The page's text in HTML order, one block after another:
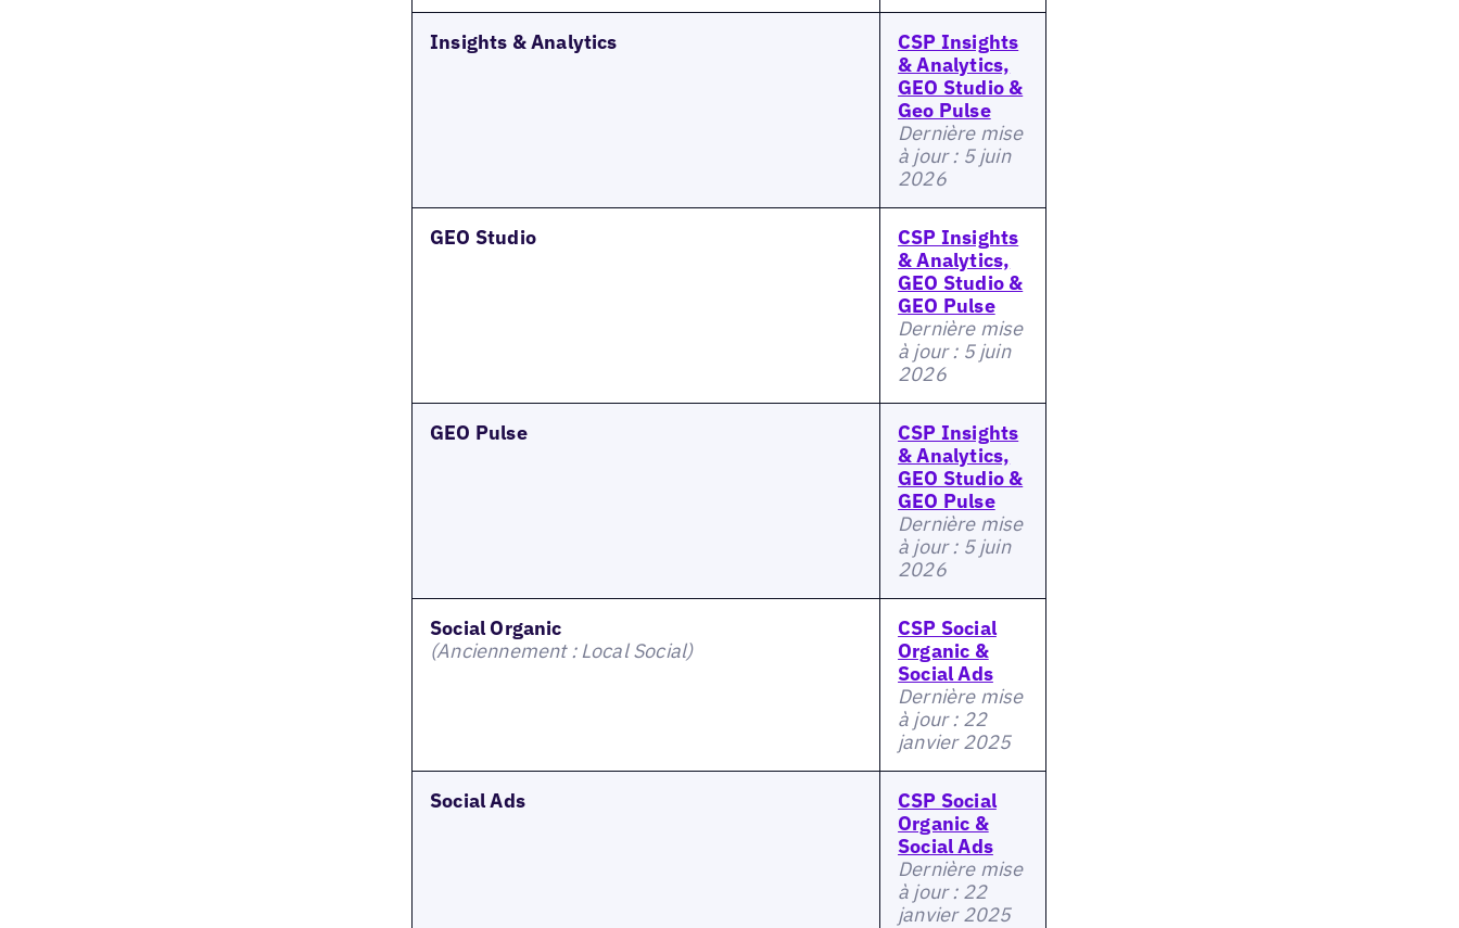
Insights & Analytics
CSP Insights
& Analytics,
GEO Studio &
Geo Pulse
Dernière mise
à jour : 5 juin
2026
GEO Studio
CSP Insights
& Analytics,
GEO Studio &
GEO Pulse
Dernière mise
à jour : 5 juin
2026
GEO Pulse
CSP Insights
& Analytics,
GEO Studio &
GEO Pulse
Dernière mise
à jour : 5 juin
2026
Social Organic
(Anciennement : Local Social)
CSP Social
Organic &
Social Ads
Dernière mise
à jour : 22
janvier 2025
Social Ads
CSP Social
Organic &
Social Ads
Dernière mise
à jour : 22
janvier 2025